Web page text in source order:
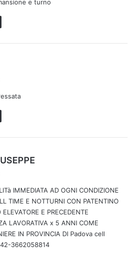
e turno
e
t
t
o
:
IMMEDIATA AD OGNI CONDIZIONE
TIME E NOTTURNI CON PATENTINO
ELEVATORE E PRECEDENTE
LAVORATIVA x 5 ANNI COME
IN PROVINCIA DI Padova cell
3662058814